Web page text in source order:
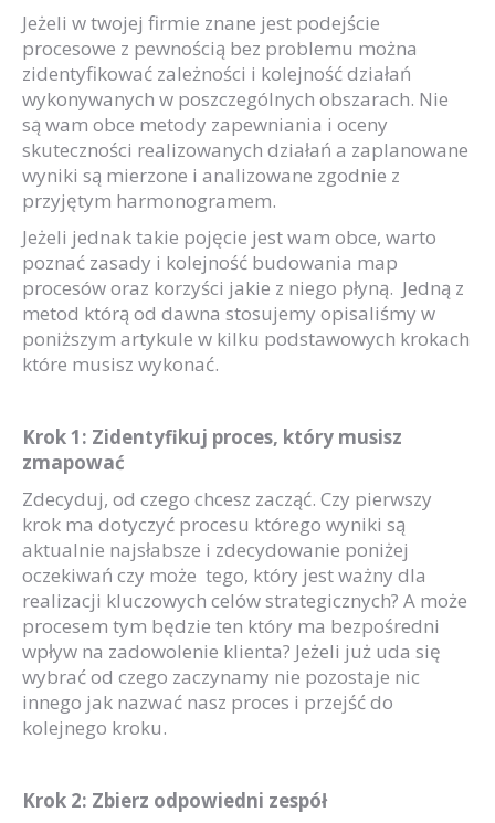
Jeżeli w twojej firmie znane jest podejście
procesowe z pewnością bez problemu można
zidentyfikować zależności i kolejność działań
wykonywanych w poszczególnych obszarach. Nie
są wam obce metody zapewniania i oceny
skuteczności realizowanych działań a zaplanowane
wyniki są mierzone i analizowane zgodnie z
przyjętym harmonogramem.
Jeżeli jednak takie pojęcie jest wam obce, warto
poznać zasady i kolejność budowania map
procesów oraz korzyści jakie z niego płyną. Jedną z
metod którą od dawna stosujemy opisaliśmy w
poniższym artykule w kilku podstawowych krokach
które musisz wykonać.
Krok 1: Zidentyfikuj proces, który musisz
zmapować
Zdecyduj, od czego chcesz zacząć. Czy pierwszy
krok ma dotyczyć procesu którego wyniki są
aktualnie najsłabsze i zdecydowanie poniżej
oczekiwań czy może tego, który jest ważny dla
realizacji kluczowych celów strategicznych? A może
procesem tym będzie ten który ma bezpośredni
wpływ na zadowolenie klienta? Jeżeli już uda się
wybrać od czego zaczynamy nie pozostaje nic
innego jak nazwać nasz proces i przejść do
kolejnego kroku.
Krok 2: Zbierz odpowiedni zespół